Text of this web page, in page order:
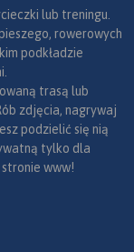
lub treningu.
rowerowych
podkładzie
trasą lub
zdjęcia, nagrywaj
podzielić się nią
tylko dla
www!